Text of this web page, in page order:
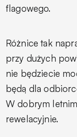
flagowego.
Różnice tak
przy dużych
nie będziecie
będą dla
W dobrym
rewelacyjnie.